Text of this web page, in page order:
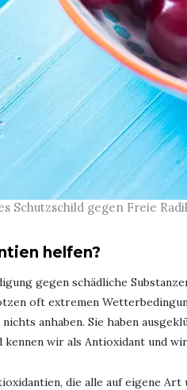
Schutzschild gegen Freie
helfen?
gegen schädliche
oft extremen
anhaben. Sie haben
wir als Antioxidant und
die alle auf eigene